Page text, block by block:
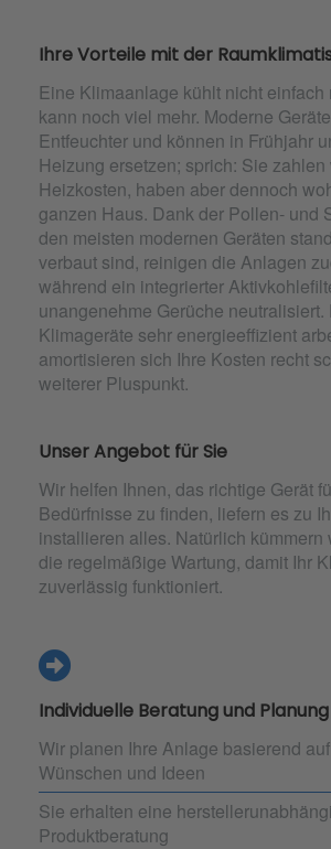
Ihre Vorteile mit der
Eine Klimaanlage kühlt nicht einfach
kann noch viel mehr. Moderne
Entfeuchter und können in Frühjahr
Heizung ersetzen; sprich: Sie
Heizkosten, haben aber dennoch
ganzen Haus. Dank der Pollen- und
den meisten modernen Geräten
verbaut sind, reinigen die Anlagen
während ein integrierter
unangenehme Gerüche neutralisiert.
Klimageräte sehr energieeffizient
amortisieren sich Ihre Kosten recht
weiterer Pluspunkt.
Unser Angebot für Sie
Wir helfen Ihnen, das richtige Gerät
Bedürfnisse zu finden, liefern es zu
installieren alles. Natürlich kümmern
die regelmäßige Wartung, damit Ihr
zuverlässig funktioniert.
Individuelle Beratung und Planung
Wir planen Ihre Anlage basierend
Wünschen und Ideen
Sie erhalten eine
Produktberatung